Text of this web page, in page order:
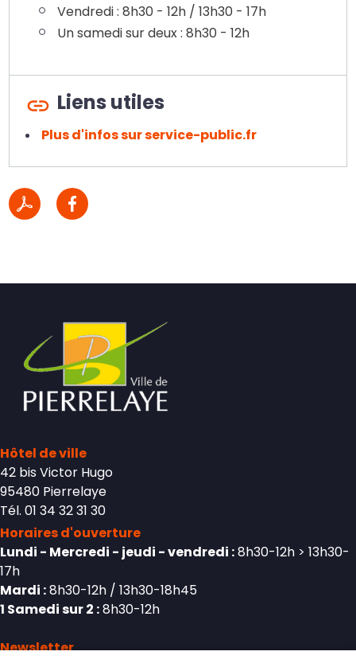
Vendredi : 8h30 - 12h / 13h30 - 17h
Un samedi sur deux : 8h30 - 12h
Liens utiles
Plus d'infos sur service-public.fr
Hôtel de ville
42 bis Victor Hugo
95480 Pierrelaye
Tél. 01 34 32 31 30
Horaires d'ouverture
Lundi - Mercredi - jeudi - vendredi :8h30-12h > 13h30-
17h
Mardi :8h30-12h / 13h30-18h45
1 Samedi sur 2 :8h30-12h
Newsletter